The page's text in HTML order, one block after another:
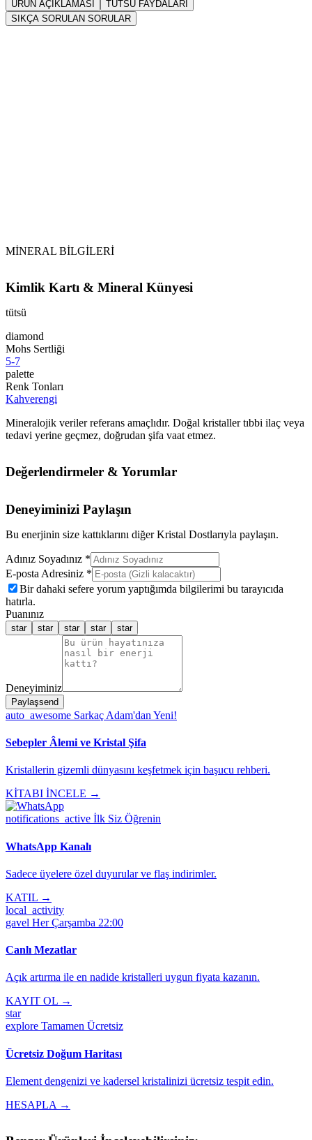
ÜRÜN AÇIKLAMASI
TÜTSÜ FAYDALARI
SIKÇA SORULAN SORULAR
MİNERAL BİLGİLERİ
Kimlik Kartı & Mineral Künyesi
tütsü
diamond
Mohs Sertliği
5-7
palette
Renk Tonları
Kahverengi
Mineralojik veriler referans amaçlıdır. Doğal kristaller tıbbi ilaç veya
tedavi yerine geçmez, doğrudan şifa vaat etmez.
Değerlendirmeler & Yorumlar
Deneyiminizi Paylaşın
Bu enerjinin size kattıklarını diğer Kristal Dostlarıyla paylaşın.
Adınız Soyadınız *
E-posta Adresiniz *
Bir dahaki sefere yorum yaptığımda bilgilerimi bu tarayıcıda
hatırla.
Puanınız
star star star star star
Deneyiminiz
Paylaşsend
auto_awesome Sarkaç Adam'dan Yeni!
Sebepler Âlemi ve Kristal Şifa
Kristallerin gizemli dünyasını keşfetmek için başucu rehberi.
KİTABI İNCELE →
notifications_active İlk Siz Öğrenin
WhatsApp Kanalı
Sadece üyelere özel duyurular ve flaş indirimler.
KATIL →
local_activity
gavel Her Çarşamba 22:00
Canlı Mezatlar
Açık artırma ile en nadide kristalleri uygun fiyata kazanın.
KAYIT OL →
star
explore Tamamen Ücretsiz
Ücretsiz Doğum Haritası
Element dengenizi ve kadersel kristalinizi ücretsiz tespit edin.
HESAPLA →